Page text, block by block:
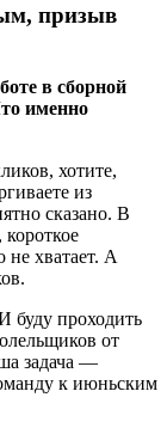
призыв
в сборной
именно
хотите,
из
сказано. В
хватает. А
буду проходить
от
задача —
к июньским